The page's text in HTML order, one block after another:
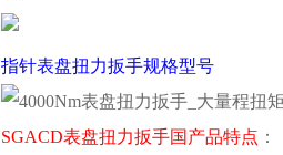
指针表盘扭力扳手规格型号
SGACD表盘扭力扳手国产品特点 ：